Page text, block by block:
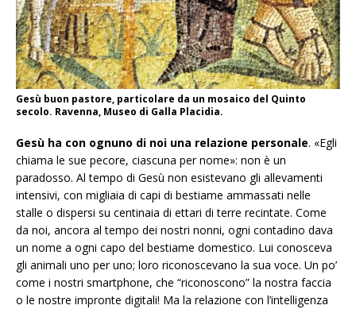
Gesù buon pastore, particolare da un mosaico del Quinto
secolo. Ravenna, Museo di Galla Placidia.
Gesù ha con ognuno di noi una relazione personale. «Egli
chiama le sue pecore, ciascuna per nome»: non è un
paradosso. Al tempo di Gesù non esistevano gli allevamenti
intensivi, con migliaia di capi di bestiame ammassati nelle
stalle o dispersi su centinaia di ettari di terre recintate. Come
da noi, ancora al tempo dei nostri nonni, ogni contadino dava
un nome a ogni capo del bestiame domestico. Lui conosceva
gli animali uno per uno; loro riconoscevano la sua voce. Un po’
come i nostri smartphone, che “riconoscono” la nostra faccia
o le nostre impronte digitali! Ma la relazione con l’intelligenza